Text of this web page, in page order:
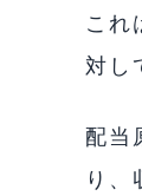
これ
対し
配当
り、